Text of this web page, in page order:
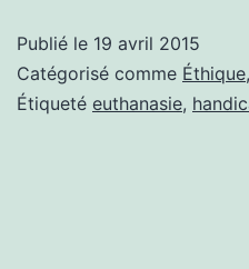
Publié le 19 avril 2015
Catégorisé comme Éthique,
Étiqueté euthanasie,